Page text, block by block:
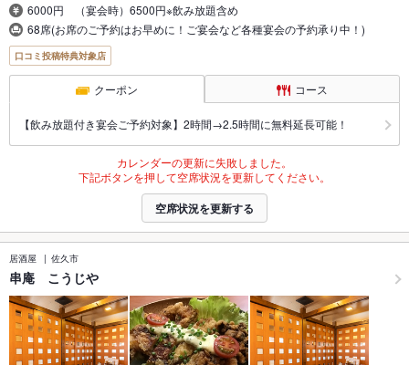
6000円 （宴会時）6500円※飲み放題含め
68席(お席のご予約はお早めに！ご宴会など各種宴会の予約承り中！)
口コミ投稿特典対象店
クーポン コース
【飲み放題付き宴会ご予約対象】2時間→2.5時間に無料延長可能！
カレンダーの更新に失敗しました。
下記ボタンを押して空席状況を更新してください。
空席状況を更新する
居酒屋 佐久市
串庵 こうじや